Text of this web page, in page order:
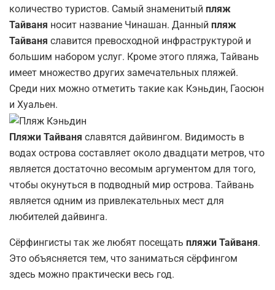
количество туристов. Самый знаменитый пляж
Тайваня носит название Чинашан. Данный пляж
Тайваня славится превосходной инфраструктурой и
большим набором услуг. Кроме этого пляжа, Тайвань
имеет множество других замечательных пляжей.
Среди них можно отметить такие как Кэньдин, Гаосюн
и Хуальен.
Пляжи Тайваня славятся дайвингом. Видимость в
водах острова составляет около двадцати метров, что
является достаточно весомым аргументом для того,
чтобы окунуться в подводный мир острова. Тайвань
является одним из привлекательных мест для
любителей дайвинга.
Сёрфингисты так же любят посещать пляжи Тайваня.
Это объясняется тем, что заниматься сёрфингом
здесь можно практически весь год.